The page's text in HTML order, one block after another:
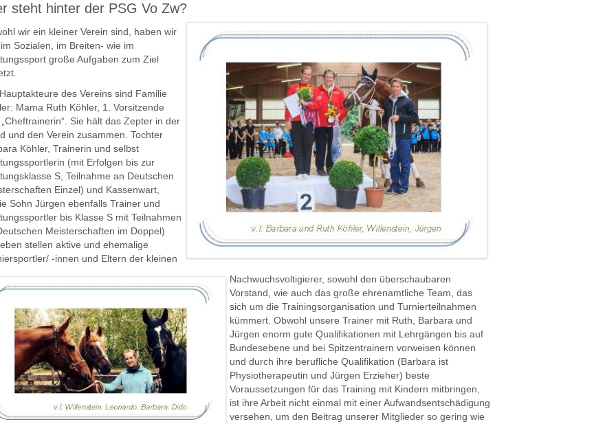
steht hinter der PSG Vo Zw?
wir ein kleiner Verein sind, haben wir
Sozialen, im Breiten- wie im
große Aufgaben zum Ziel
des Vereins sind Familie
Mama Ruth Köhler, 1. Vorsitzende
Sie hält das Zepter in der
und den Verein zusammen. Tochter
Köhler, Trainerin und selbst
(mit Erfolgen bis zur
S, Teilnahme an Deutschen
Einzel) und Kassenwart,
Sohn Jürgen ebenfalls Trainer und
bis Klasse S mit Teilnahmen
Meisterschaften im Doppel)
stellen aktive und ehemalige
-innen und Eltern der kleinen
Nachwuchsvoltigierer, sowohl den überschaubaren
Vorstand, wie auch das große ehrenamtliche Team, das
sich um die Trainingsorganisation und Turnierteilnahmen
kümmert. Obwohl unsere Trainer mit Ruth, Barbara und
Jürgen enorm gute Qualifikationen mit Lehrgängen bis auf
Bundesebene und bei Spitzentrainern vorweisen können
und durch ihre berufliche Qualifikation (Barbara ist
Physiotherapeutin und Jürgen Erzieher) beste
Voraussetzungen für das Training mit Kindern mitbringen,
ist ihre Arbeit nicht einmal mit einer Aufwandsentschädigung
versehen, um den Beitrag unserer Mitglieder so gering wie